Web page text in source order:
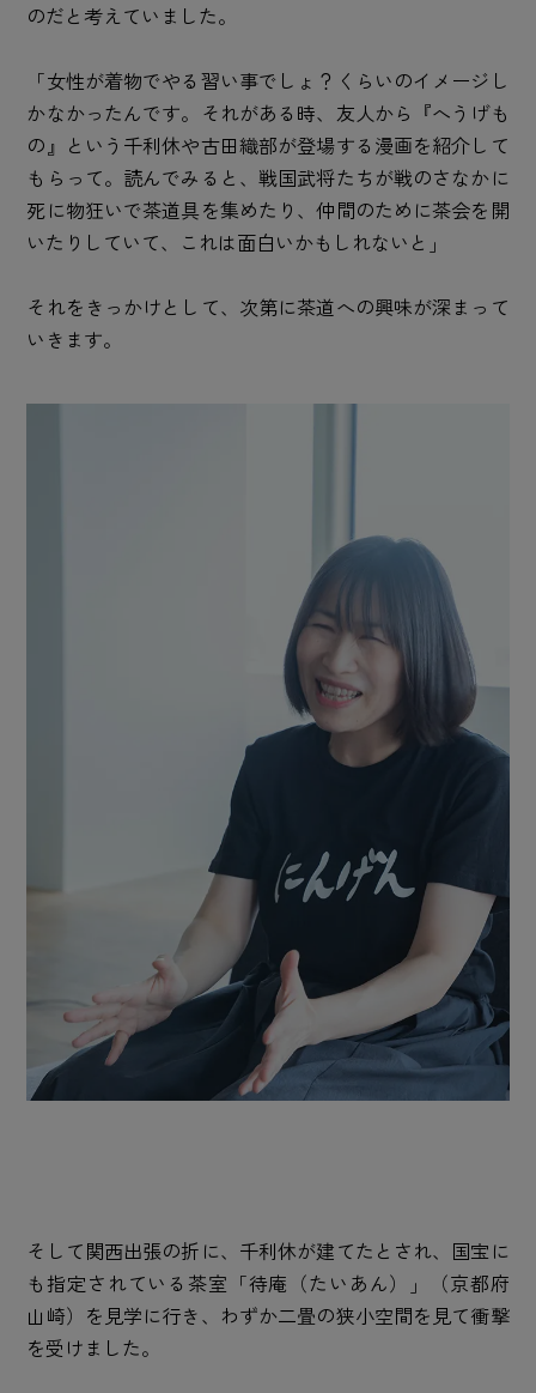
のだと考えていました。
「女性が着物でやる習い事でしょ？くらいのイメージし
かなかったんです。それがある時、友人から『へうげも
の』という千利休や古田織部が登場する漫画を紹介して
もらって。読んでみると、戦国武将たちが戦のさなかに
死に物狂いで茶道具を集めたり、仲間のために茶会を開
いたりしていて、これは面白いかもしれないと」
それをきっかけとして、次第に茶道への興味が深まって
いきます。
そして関西出張の折に、千利休が建てたとされ、国宝に
も指定されている茶室「待庵（たいあん）」（京都府
山崎）を見学に行き、わずか二畳の狭小空間を見て衝撃
を受けました。